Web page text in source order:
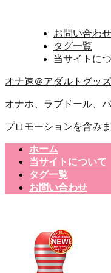
お問い合わせ
タグ一覧
当サイトに
オナ速＠アダルトグッ
オナホ、ラブドール、
プロモーションを含み
ホーム
当サイトについて
タグ一覧
お問い合わせ